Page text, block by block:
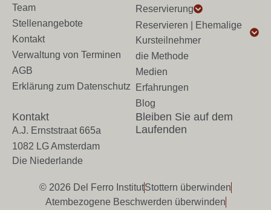
Team
Stellenangebote
Kontakt
Verwaltung von Terminen
AGB
Erklärung zum Datenschutz
Reservierung
Reservieren | Ehemalige
Kursteilnehmer
die Methode
Medien
Erfahrungen
Blog
Kontakt
A.J. Ernststraat 665a
1082 LG Amsterdam
Die Niederlande
Bleiben Sie auf dem
Laufenden
© 2026 Del Ferro InstitutStottern überwinden
Atembezogene Beschwerden überwinden